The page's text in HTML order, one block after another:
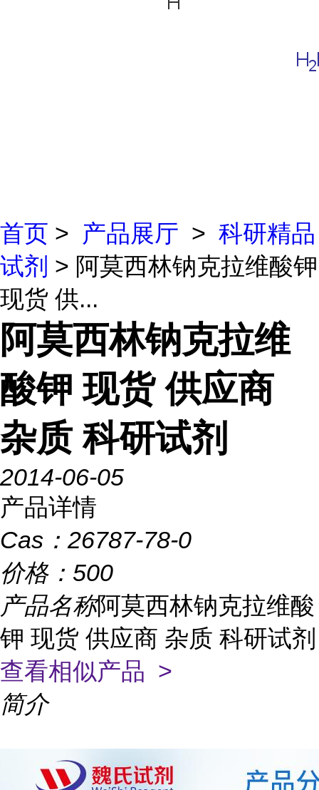
首页 > 产品展厅 > 科研精品
试剂 > 阿莫西林钠克拉维酸钾
现货 供...
阿莫西林钠克拉维
酸钾 现货 供应商
杂质 科研试剂
2014-06-05
产品详情
Cas： 26787-78-0
价格： 500
产品名称阿莫西林钠克拉维酸
钾 现货 供应商 杂质 科研试剂
查看相似产品 >
简介